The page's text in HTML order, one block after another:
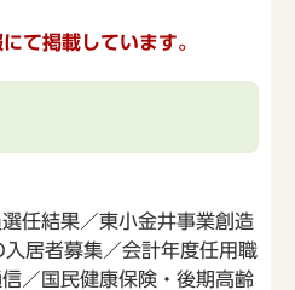
て掲載しています。
任結果／東小金井事業創造
居者募集／会計年度任用職
／国民健康保険・後期高齢